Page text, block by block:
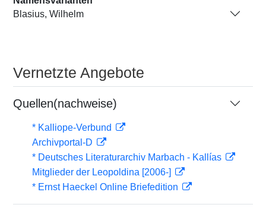
Blasius, Wilhelm
Vernetzte Angebote
Quellen(nachweise)
* Kalliope-Verbund
Archivportal-D
* Deutsches Literaturarchiv Marbach - Kallías
Mitglieder der Leopoldina [2006-]
* Ernst Haeckel Online Briefedition